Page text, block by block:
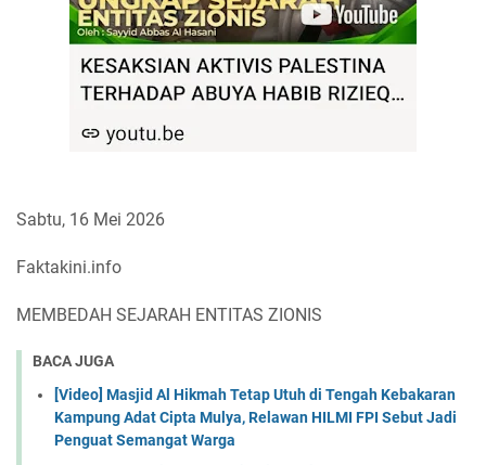
Sabtu, 16 Mei 2026
Faktakini.info
MEMBEDAH SEJARAH ENTITAS ZIONIS
BACA JUGA
[Video] Masjid Al Hikmah Tetap Utuh di Tengah Kebakaran
Kampung Adat Cipta Mulya, Relawan HILMI FPI Sebut Jadi
Penguat Semangat Warga